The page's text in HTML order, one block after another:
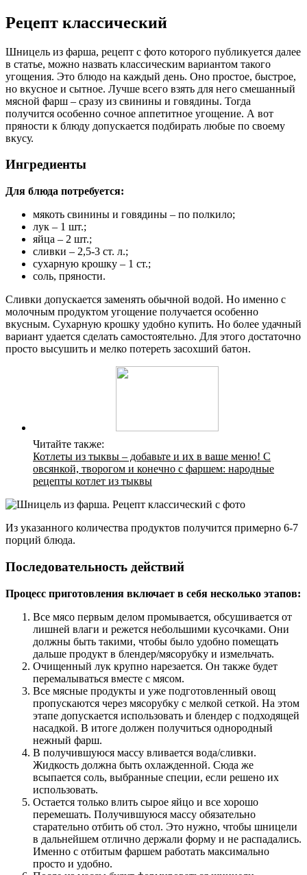
Рецепт классический
Шницель из фарша, рецепт с фото которого публикуется далее
в статье, можно назвать классическим вариантом такого
угощения. Это блюдо на каждый день. Оно простое, быстрое,
но вкусное и сытное. Лучше всего взять для него смешанный
мясной фарш – сразу из свинины и говядины. Тогда
получится особенно сочное аппетитное угощение. А вот
пряности к блюду допускается подбирать любые по своему
вкусу.
Ингредиенты
Для блюда потребуется:
мякоть свинины и говядины – по полкило;
лук – 1 шт.;
яйца – 2 шт.;
сливки – 2,5-3 ст. л.;
сухарную крошку – 1 ст.;
соль, пряности.
Сливки допускается заменять обычной водой. Но именно с
молочным продуктом угощение получается особенно
вкусным. Сухарную крошку удобно купить. Но более удачный
вариант удается сделать самостоятельно. Для этого достаточно
просто высушить и мелко потереть засохший батон.
Читайте также:
Котлеты из тыквы – добавьте и их в ваше меню! С
овсянкой, творогом и конечно с фаршем: народные
рецепты котлет из тыквы
Из указанного количества продуктов получится примерно 6-7
порций блюда.
Последовательность действий
Процесс приготовления включает в себя несколько этапов:
Все мясо первым делом промывается, обсушивается от
лишней влаги и режется небольшими кусочками. Они
должны быть такими, чтобы было удобно помещать
дальше продукт в блендер/мясорубку и измельчать.
Очищенный лук крупно нарезается. Он также будет
перемалываться вместе с мясом.
Все мясные продукты и уже подготовленный овощ
пропускаются через мясорубку с мелкой сеткой. На этом
этапе допускается использовать и блендер с подходящей
насадкой. В итоге должен получиться однородный
нежный фарш.
В получившуюся массу вливается вода/сливки.
Жидкость должна быть охлажденной. Сюда же
всыпается соль, выбранные специи, если решено их
использовать.
Остается только влить сырое яйцо и все хорошо
перемешать. Получившуюся массу обязательно
старательно отбить об стол. Это нужно, чтобы шницели
в дальнейшем отлично держали форму и не распадались.
Именно с отбитым фаршем работать максимально
просто и удобно.